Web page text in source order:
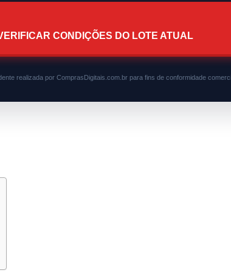
CONDIÇÕES DO LOTE ATUAL
realizada por ComprasDigitais.com.br para fins de conformidade